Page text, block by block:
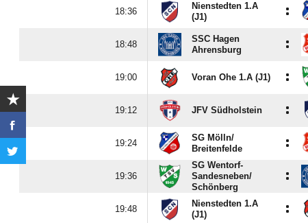

Nienstedten 1.A
(J1)
:

SSC Hagen
Ahrensburg
:
 Voran Ohe 1.A (J1) :
 JFV Südholstein :

SG Mölln/​
Breitenfelde
:

SG Wentorf-
Sandesneben/​
Schönberg
:

Nienstedten 1.A
(J1)
: